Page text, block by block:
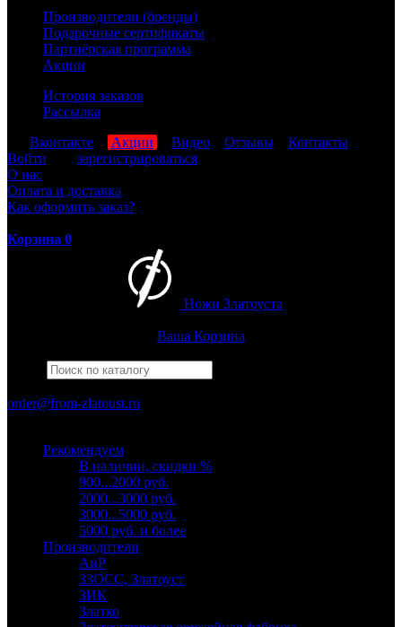
Производители (бренды)
Подарочные сертификаты
Партнёрская программа
Акции
История заказов
Рассылка
Вконтакте Акции Видео Отзывы
Контакты
Войти
зарегистрироваться
О нас
Оплата и доставка
Как оформить заказ?
Корзина 0
Ножи Златоуста
Ваша Корзина
order@from-zlatoust.ru
Рекомендуем
В наличии, скидки %
900...2000 руб.
2000...3000 руб.
3000...5000 руб.
5000 руб. и более
Производители
АиР
ЗЗОСС, Златоуст
ЗИК
Златко